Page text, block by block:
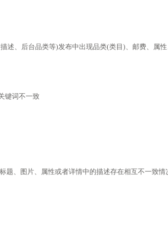
、后台品类等)发布中出现品类(类目)、邮费、属
键词不一致
、图片、属性或者详情中的描述存在相互不一致情